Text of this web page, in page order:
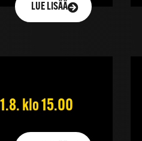
LUE LISÄÄ
klo 15.00